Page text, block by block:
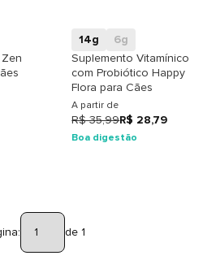
14g
6g
Suplemento Vitamínico
com Probiótico Happy
Flora para Cães
A partir de
R$ 35,99R$ 28,79
Boa digestão
de 1